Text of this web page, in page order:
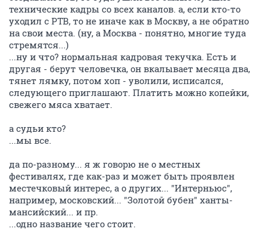
технические кадры со всех каналов. а, если кто-то
уходил с РТВ, то не иначе как в Москву, а не обратно
на свои места. (ну, а Москва - понятно, многие туда
стремятся...)
...ну и что? нормальная кадровая текучка. Есть и
другая - берут человечка, он вкалывает месяца два,
тянет лямку, потом хоп - уволили, исписался,
следующего приглашают. Платить можно копейки,
свежего мяса хватает.
а судьи кто?
...мы все.
да по-разному... я ж говорю не о местных
фестивалях, где как-раз и может быть проявлен
местечковый интерес, а о других... "Интерньюс",
например, московский... "Золотой бубен" ханты-
мансийский... и пр.
...одно название чего стоит.